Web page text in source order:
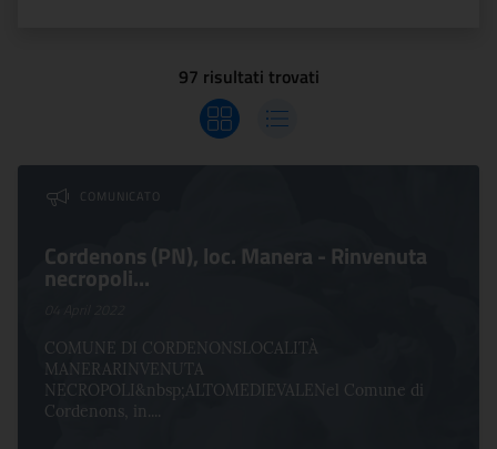
97 risultati trovati
Visualizza grigliaVisualizza elenco
Comunicati con tag Cultura
COMUNICATO
Cordenons (PN), loc. Manera - Rinvenuta
necropoli...
COMUNE DI CORDENONSLOCALITÀ
MANERARINVENUTA
NECROPOLI&nbsp;ALTOMEDIEVALENel Comune di
Cordenons, in....